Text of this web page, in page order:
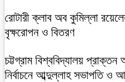
রোটারী ক্লাব অব কুমিল্লা
বৃক্ষরোপন ও বিতরণ
চট্টগ্রাম বিশ্ববিদ্যালয়
নির্বাচনে আব্দুল্লাহ সভাপতি